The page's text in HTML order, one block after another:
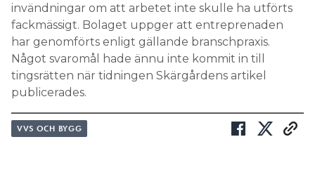
invändningar om att arbetet inte skulle ha utförts
fackmässigt. Bolaget uppger att entreprenaden
har genomförts enligt gällande branschpraxis.
Något svaromål hade ännu inte kommit in till
tingsrätten när tidningen Skärgårdens artikel
publicerades.
VVS OCH BYGG